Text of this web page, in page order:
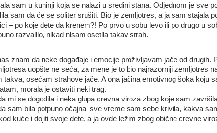
sam u kuhinji koja se nalazi u sredini stana. Odjednom je sve
sam da će se soliter srušiti. Bio je zemljotres, a ja sam stajala
– po koje dete da krenem?! Po prvo u sobu levo ili po drugo u
razvalilo, nikad nisam osetila takav strah.
znam da neke događaje i emocije proživljavam jače od drugih.
uopšte ne seća, za mene je to bio najrazorniji zemljotres
takva, osećam strahove jače. A ona jačina emotivnog šoka koju
morala je ostaviti neki trag.
mi se dogodila i neka glupa crevna viroza zbog koje sam
sam bila potpuno očajna, sve vreme sam sebe krivila, kakva
kuće i dojiti svoje dete, a ja ovde ležim zbog obične crevne